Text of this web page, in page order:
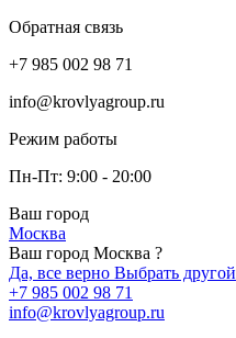
Обратная связь
+7 985 002 98 71
info@krovlyagroup.ru
Режим работы
Пн-Пт: 9:00 - 20:00
Ваш город
Москва
Ваш город Москва ?
Да, все верно Выбрать другой
+7 985 002 98 71
info@krovlyagroup.ru